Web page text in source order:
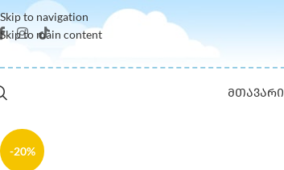
Skip to navigation
Skip to main content
ᲛᲗᲐᲕᲐᲠᲘ
-20%